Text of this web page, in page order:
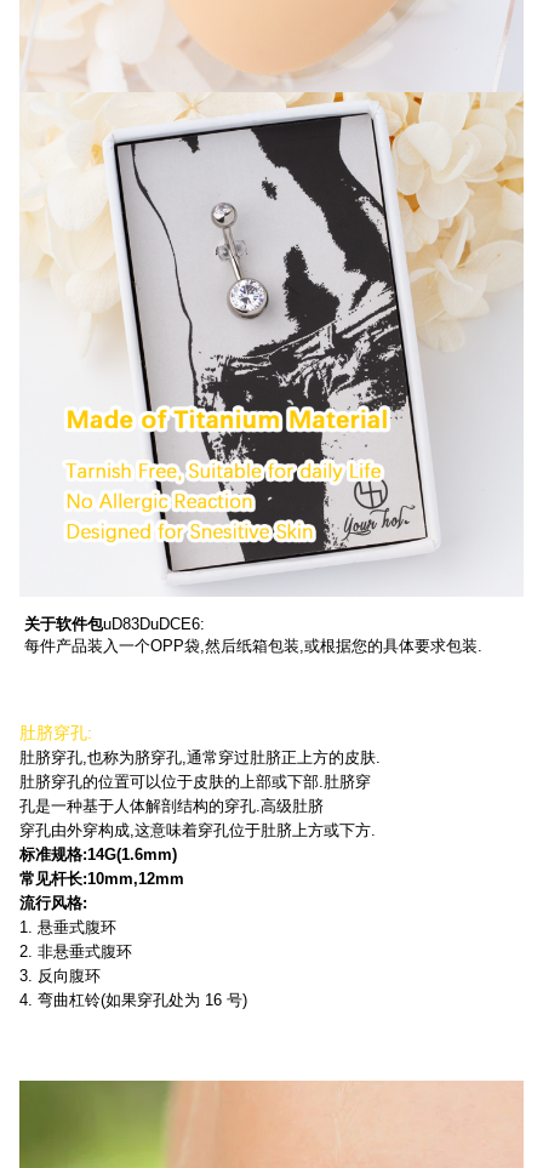
关于软件包uD83DuDCE6:
每件产品装入一个OPP袋,然后纸箱包装,或根据您的具体要求包装.
肚脐穿孔:
肚脐穿孔,也称为脐穿孔,通常穿过肚脐正上方的皮肤.
肚脐穿孔的位置可以位于皮肤的上部或下部.肚脐穿
孔是一种基于人体解剖结构的穿孔.高级肚脐
穿孔由外穿构成,这意味着穿孔位于肚脐上方或下方.
标准规格:14G(1.6mm)
常见杆长:10mm,12mm
流行风格:
1. 悬垂式腹环
2. 非悬垂式腹环
3. 反向腹环
4. 弯曲杠铃(如果穿孔处为 16 号)